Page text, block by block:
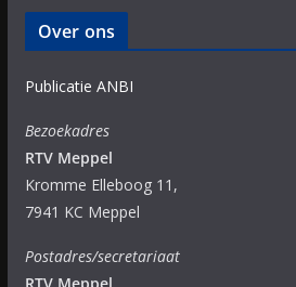
Over ons
Publicatie ANBI
Bezoekadres
RTV Meppel
Kromme Elleboog 11,
7941 KC Meppel
Postadres/secretariaat